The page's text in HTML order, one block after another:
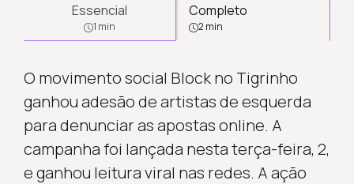
Essencial
1 min
Completo
2 min
O movimento social Block no Tigrinho
ganhou adesão de artistas de esquerda
para denunciar as apostas online. A
campanha foi lançada nesta terça-feira, 2,
e ganhou leitura viral nas redes. A ação